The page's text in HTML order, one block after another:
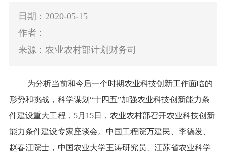
日期：2020-05-15
作者：
来源：农业农村部计划财务司
为分析当前和今后一个时期农业科技创新工作面临的
形势和挑战，科学谋划 “十四五”加强农业科技创新能力条
件建设重大工程 ， 5月 15日 ，农业农村部召开农业科技创新
能力条件建设专家座谈会。 中国工程院万建民
李德发、
赵春江院士， 中国农业大学王涛研究员
江苏省农业科学